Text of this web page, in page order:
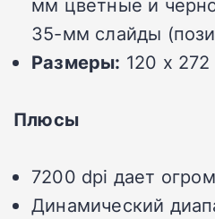
35-мм слайды
Размеры: 120 x
Плюсы
7200 dpi дает
Динамический